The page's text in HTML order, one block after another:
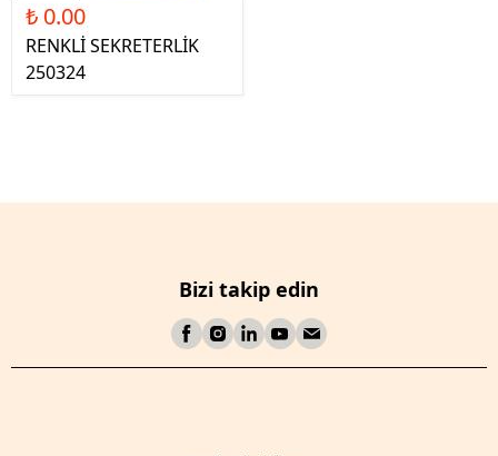
₺ 0.00
RENKLİ SEKRETERLİK
250324
Bizi takip edin